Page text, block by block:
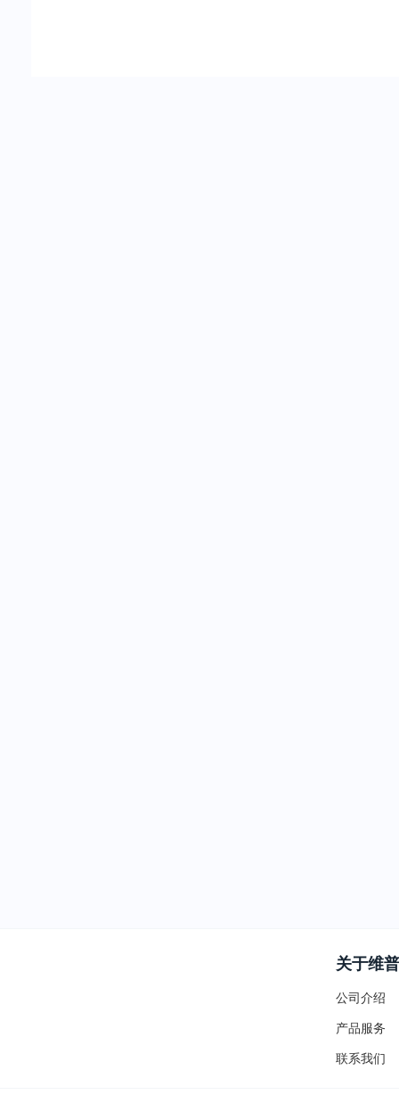
关于维普
公司介绍
产品服务
联系我们